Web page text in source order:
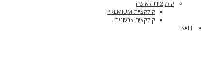
קולקציות לאישה
קולקציית PREMIUM
קולקציה צבעונית
SALE